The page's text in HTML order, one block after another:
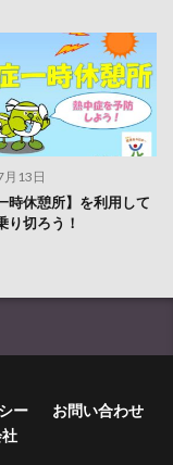
月13日
時休憩所】を利用して
り切ろう！
ー
お問い合わせ